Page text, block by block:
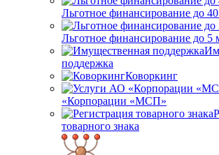
Льготное финансирование до
Льготное финансирование до 5
поддержка
Коворкинг
«Корпорации «МСП»
товарного знака